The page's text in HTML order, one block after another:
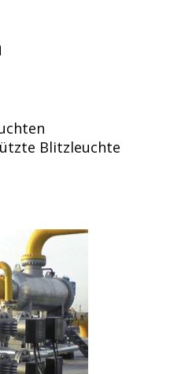
Blitzleuchte